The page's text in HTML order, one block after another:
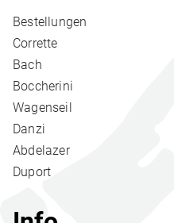
Bestellungen
Corrette
Bach
Boccherini
Wagenseil
Danzi
Abdelazer
Duport